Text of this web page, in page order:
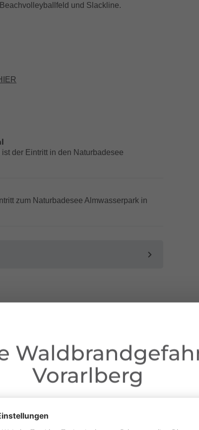
und Slackline.
der Eintritt in den Naturbadesee
zum Naturbadesee Almwasserpark in
Vorarlberg